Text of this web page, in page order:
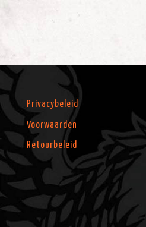
Privacybeleid
Voorwaarden
Retourbeleid